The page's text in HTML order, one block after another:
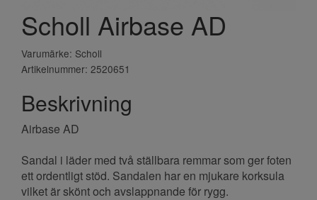
Scholl Airbase AD
Varumärke: Scholl
Artikelnummer: 2520651
Beskrivning
Airbase AD
Sandal i läder med två ställbara remmar som ger foten
ett ordentligt stöd. Sandalen har en mjukare korksula
vilket är skönt och avslappnande för rygg.